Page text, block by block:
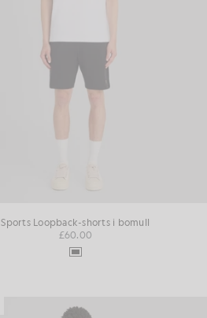
Sports Loopback-shorts i bomull
£60.00